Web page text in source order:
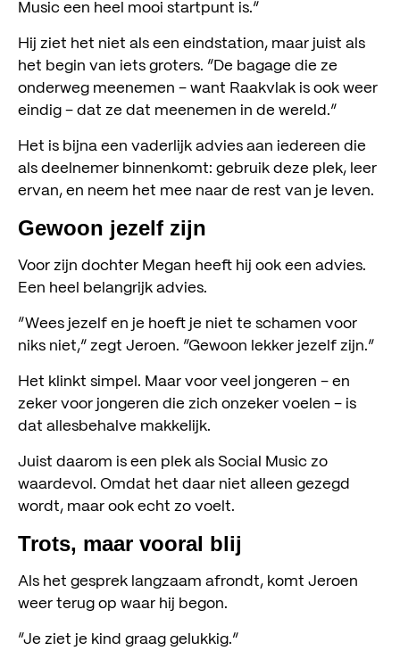
Music een heel mooi startpunt is.”
Hij ziet het niet als een eindstation, maar juist als
het begin van iets groters. “De bagage die ze
onderweg meenemen – want Raakvlak is ook weer
eindig – dat ze dat meenemen in de wereld.”
Het is bijna een vaderlijk advies aan iedereen die
als deelnemer binnenkomt: gebruik deze plek, leer
ervan, en neem het mee naar de rest van je leven.
Gewoon jezelf zijn
Voor zijn dochter Megan heeft hij ook een advies.
Een heel belangrijk advies.
“Wees jezelf en je hoeft je niet te schamen voor
niks niet,” zegt Jeroen. “Gewoon lekker jezelf zijn.”
Het klinkt simpel. Maar voor veel jongeren – en
zeker voor jongeren die zich onzeker voelen – is
dat allesbehalve makkelijk.
Juist daarom is een plek als Social Music zo
waardevol. Omdat het daar niet alleen gezegd
wordt, maar ook echt zo voelt.
Trots, maar vooral blij
Als het gesprek langzaam afrondt, komt Jeroen
weer terug op waar hij begon.
“Je ziet je kind graag gelukkig.”